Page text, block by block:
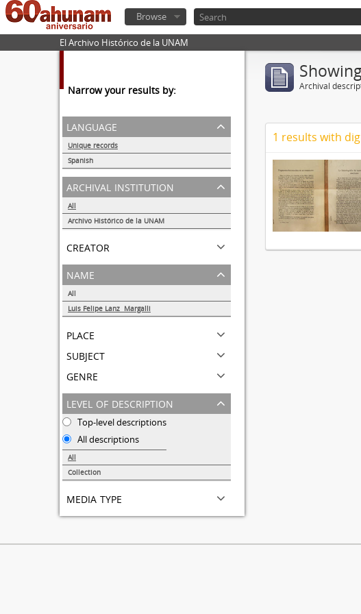
Browse
El Archivo Histórico de la UNAM
Narrow your results by:
language
Unique records
Spanish
1
archival institution
All
Archivo Histórico de la UNAM
creator
name
All
Luis Felipe Lanz Margalli
place
subject
genre
level of description
Top-level descriptions
All descriptions
All
Collection
media type
Archival
1 results with